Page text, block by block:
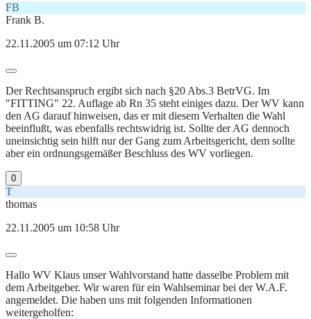
FB
Frank B.
22.11.2005 um 07:12 Uhr
Der Rechtsanspruch ergibt sich nach §20 Abs.3 BetrVG. Im
"FITTING" 22. Auflage ab Rn 35 steht einiges dazu. Der WV kann
den AG darauf hinweisen, das er mit diesem Verhalten die Wahl
beeinflußt, was ebenfalls rechtswidrig ist. Sollte der AG dennoch
uneinsichtig sein hilft nur der Gang zum Arbeitsgericht, dem sollte
aber ein ordnungsgemäßer Beschluss des WV vorliegen.
0
T
thomas
22.11.2005 um 10:58 Uhr
Hallo WV Klaus unser Wahlvorstand hatte dasselbe Problem mit
dem Arbeitgeber. Wir waren für ein Wahlseminar bei der W.A.F.
angemeldet. Die haben uns mit folgenden Informationen
weitergeholfen: